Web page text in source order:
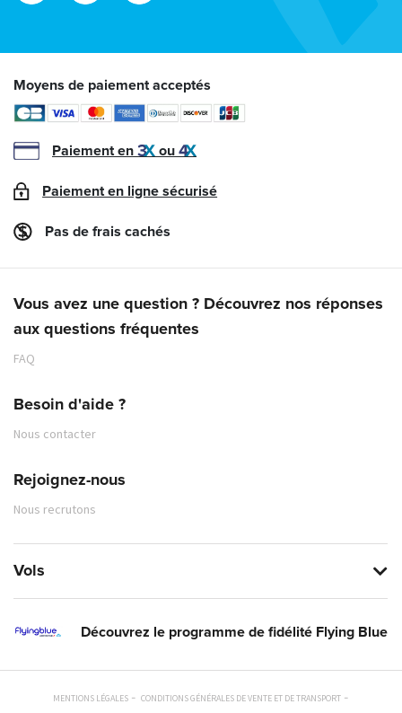
Moyens de paiement acceptés
Paiement en ou
Paiement en ligne sécurisé
Pas de frais cachés
Vous avez une question ? Découvrez nos réponses
aux questions fréquentes
FAQ
Besoin d'aide ?
Nous contacter
Rejoignez-nous
Nous recrutons
Vols
Découvrez le programme de fidélité Flying Blue
MENTIONS LÉGALES CONDITIONS GÉNÉRALES DE VENTE ET DE TRANSPORT